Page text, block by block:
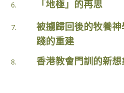
6. 「地極」的再思
7.
被擄歸回後的牧養
踐的重建
8. 香港教會門訓的新想